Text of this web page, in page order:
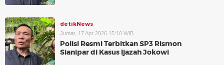
detikNews
Jumat, 17 Apr 2026 15:10 WIB
Polisi Resmi Terbitkan SP3 Rismon
Sianipar di Kasus Ijazah Jokowi